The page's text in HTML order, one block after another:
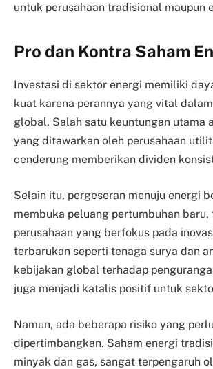
untuk perusahaan tradisional maupun
Pro dan Kontra Saham
Investasi di sektor energi memiliki
kuat karena perannya yang vital
global. Salah satu keuntungan utama
yang ditawarkan oleh perusahaan
cenderung memberikan dividen
Selain itu, pergeseran menuju energi
membuka peluang pertumbuhan
perusahaan yang berfokus pada
terbarukan seperti tenaga surya dan
kebijakan global terhadap
juga menjadi katalis positif untuk
Namun, ada beberapa risiko yang perlu
dipertimbangkan. Saham energi
minyak dan gas, sangat terpengaruh